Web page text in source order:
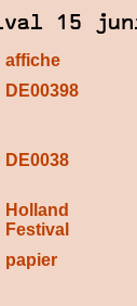
15
affiche
DE00398
DE0038
Holland
Festival
papier